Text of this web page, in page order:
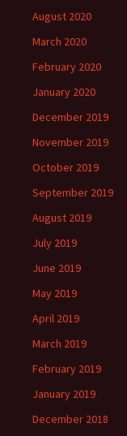
August 2020
March 2020
February 2020
January 2020
December 2019
November 2019
October 2019
September 2019
August 2019
July 2019
June 2019
May 2019
April 2019
March 2019
February 2019
January 2019
December 2018